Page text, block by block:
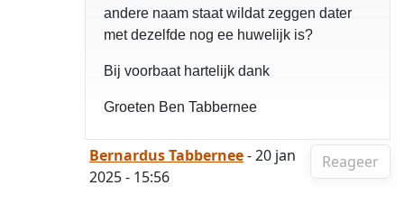
andere naam staat wildat zeggen dater
met dezelfde nog ee huwelijk is?
Bij voorbaat hartelijk dank
Groeten Ben Tabbernee
Reageer
Bernardus Tabbernee- 20 jan
2025 - 15:56